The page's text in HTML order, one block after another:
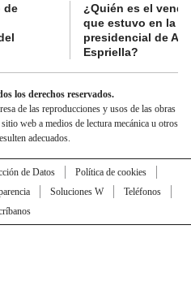
de
¿Quién es el
que estuvo en la
presidencial de
Espriella?
los derechos reservados.
de las reproducciones y usos de las obras
web a medios de lectura mecánica u otros
adecuados.
de Datos
Política de cookies
Soluciones W
Teléfonos